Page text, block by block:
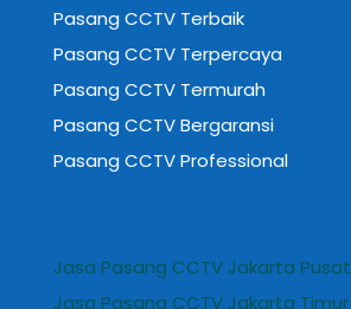
Pasang CCTV Terbaik
Pasang CCTV Terpercaya
Pasang CCTV Termurah
Pasang CCTV Bergaransi
Pasang CCTV Professional
Jasa Pasang CCTV Jakarta Pusat
Jasa Pasang CCTV Jakarta Timur